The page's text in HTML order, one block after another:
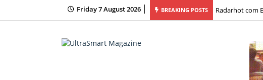
Friday 7 August 2026 BREAKING POSTS Soal Latihan